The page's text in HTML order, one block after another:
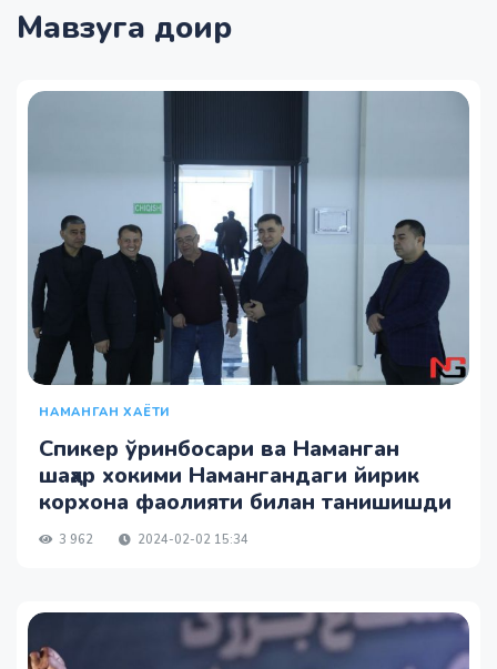
Мавзуга доир
НАМАНГАН ХАЁТИ
Спикер ўринбосари ва Наманган
шаҳар хокими Намангандаги йирик
корхона фаолияти билан танишишди
3 962 2024-02-02 15:34